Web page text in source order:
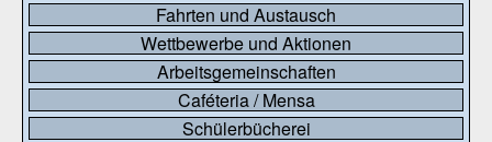
Fahrten und Austausch
Wettbewerbe und Aktionen
Arbeitsgemeinschaften
Caféteria / Mensa
Schülerbücherei